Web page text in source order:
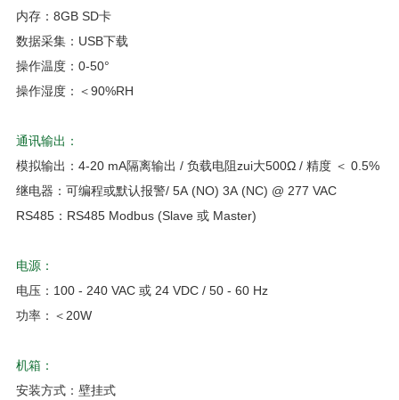
内存：8GB SD卡
数据采集：USB下载
操作温度：0-50°
操作湿度：＜90%RH
通讯输出：
模拟输出：4-20 mA隔离输出 / 负载电阻zui大500Ω / 精度 ＜ 0.5%
继电器：可编程或默认报警/ 5A (NO) 3A (NC) @ 277 VAC
RS485：RS485 Modbus (Slave 或 Master)
电源：
电压：100 - 240 VAC 或 24 VDC / 50 - 60 Hz
功率：＜20W
机箱：
安装方式：壁挂式